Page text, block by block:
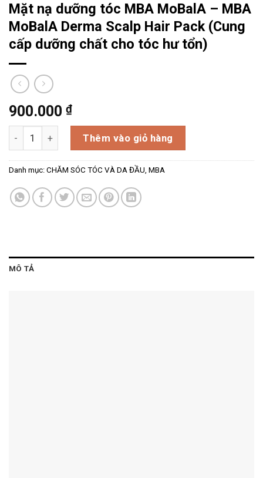
Mặt nạ dưỡng tóc MBA MoBalA – MBA
MoBalA Derma Scalp Hair Pack (Cung
cấp dưỡng chất cho tóc hư tổn)
900.000 ₫
Mặt nạ dưỡng tóc MBA MoBalA – MBA MoBalA Derma
Thêm vào giỏ hàng
Danh mục: CHĂM SÓC TÓC VÀ DA ĐẦU, MBA
MÔ TẢ